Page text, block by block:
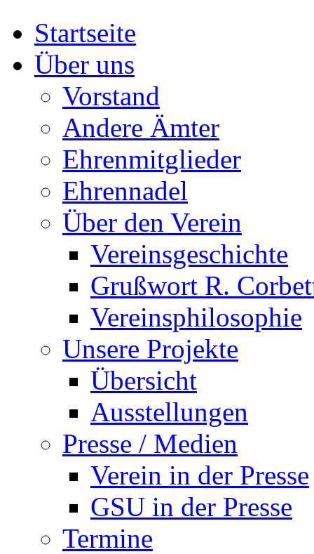
Startseite
Über uns
Vorstand
Andere Ämter
Ehrenmitglieder
Ehrennadel
Über den Verein
Vereinsgeschichte
Grußwort R.
Vereinsphilosophie
Unsere Projekte
Übersicht
Ausstellungen
Presse / Medien
Verein in der Presse
GSU in der Presse
Termine